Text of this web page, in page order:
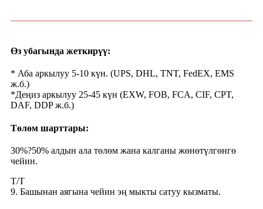
Өз убагында жеткирүү:
* Аба аркылуу 5-10 күн. (UPS, DHL, TNT, FedEX, EMS
ж.б.)
*Деңиз аркылуу 25-45 күн (EXW, FOB, FCA, CIF, CPT,
DAF, DDP ж.б.)
Төлөм шарттары:
30%?50% алдын ала төлөм жана калганы жөнөтүлгөнгө
чейин.
Т/Т
9. Башынан аягына чейин эң мыкты сатуу кызматы.